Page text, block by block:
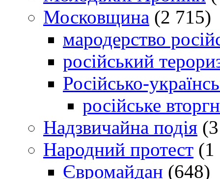
Московщина (2 715)
мародерство
російський
Російсько-
російське
Надзвичайна подія
Народний протест (1
Євромайдан (648)